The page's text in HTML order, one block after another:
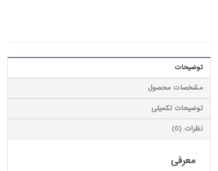
توضیحات
مشخصات محصول
توضیحات تکمیلی
نظرات (0)
معرفی